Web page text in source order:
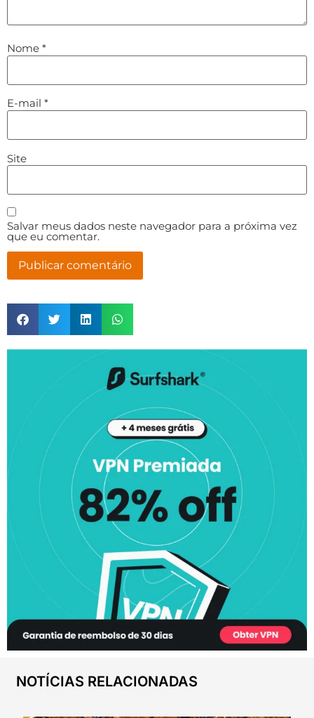
Nome *
E-mail *
Site
Salvar meus dados neste navegador para a próxima vez
que eu comentar.
NOTÍCIAS RELACIONADAS